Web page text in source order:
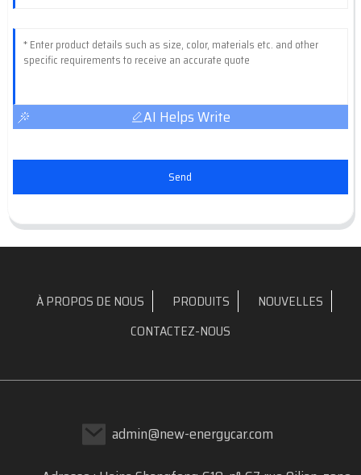
AI Helps Write
Send
À PROPOS DE NOUS PRODUITS
NOUVELLES
CONTACTEZ-NOUS
admin@new-energycar.com